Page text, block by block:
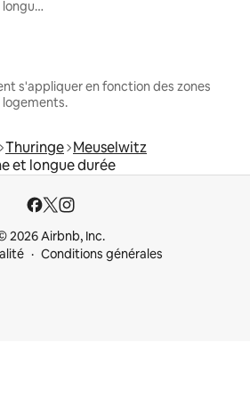
Locations moyenne et longue durée
s'appliquer en fonction des zones
Thuringe Meuselwitz
et longue durée
2026 Airbnb, Inc.
Conditions générales